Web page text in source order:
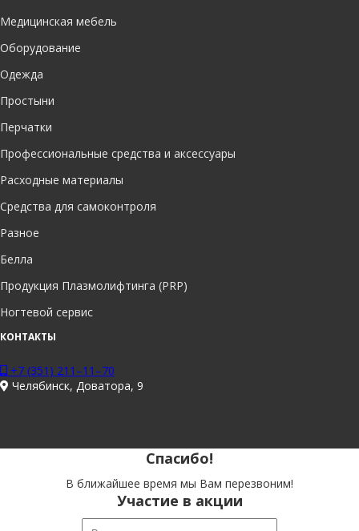
Медицинская мебель
Оборудование
Одежда
Простыни
Перчатки
Профессиональные средства и аксессуары
Расходные материалы
Средства для самоконтроля
Разное
Белла
Продукция Плазмолифтинга (PRP)
Ногтевой сервис
КОНТАКТЫ
+7 (351) 211–11–70
Челябинск, Доватора, 9
Спасибо!
В ближайшее время мы Вам перезвоним!
Участие в акции